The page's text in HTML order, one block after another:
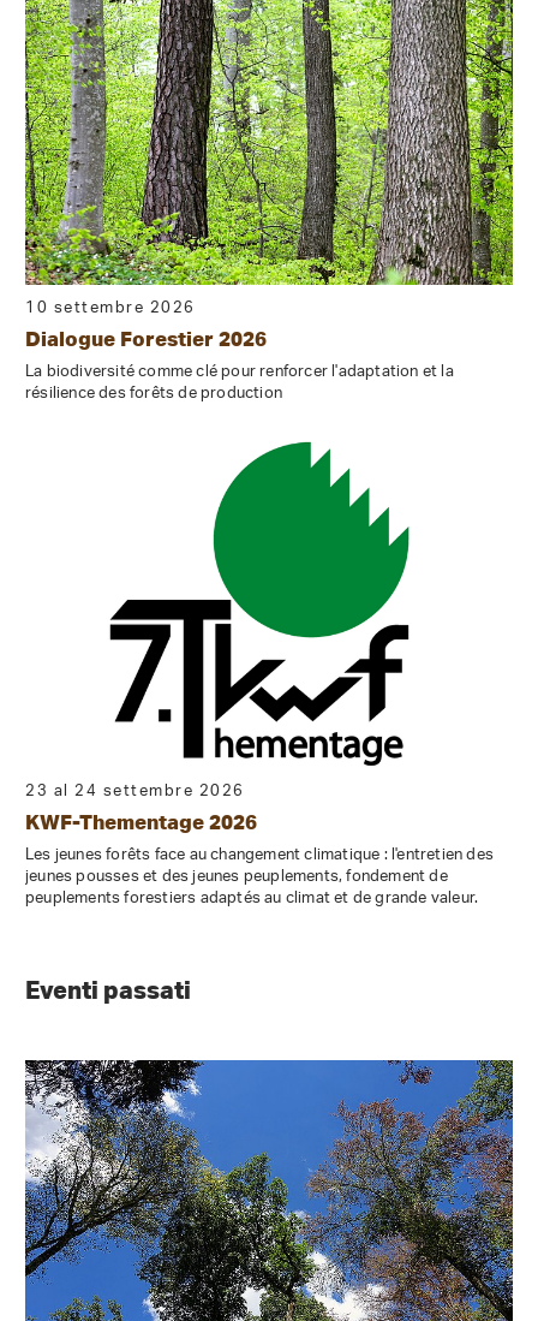
10 settembre 2026
Dialogue Forestier 2026
La biodiversité comme clé pour renforcer l'adaptation et la
résilience des forêts de production
23 al 24 settembre 2026
KWF-Thementage 2026
Les jeunes forêts face au changement climatique : l'entretien des
jeunes pousses et des jeunes peuplements, fondement de
peuplements forestiers adaptés au climat et de grande valeur.
Eventi passati